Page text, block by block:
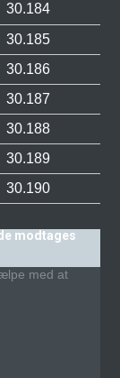
30.184
30.185
30.186
30.187
30.188
30.189
30.190
modtages